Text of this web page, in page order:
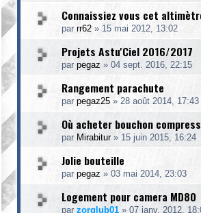
Connaissiez vous cet
par rr62 » 15 mai 2012, 13:02
Projets Astu'Ciel 2016/2017
par pegaz » 04 sept. 2016, 22:15
Rangement parachute
par pegaz25 » 28 août 2014, 17:43
Où acheter bouchon
par Mirabitur» 15 juin 2015, 16:24
Jolie bouteille
par pegaz » 03 mai 2014, 23:03
Logement pour camera MD80
par zorglub01 » 07 janv. 2012,